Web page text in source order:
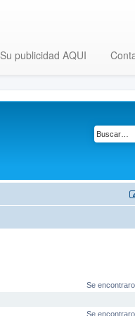
publicidad AQUI
Se
Se